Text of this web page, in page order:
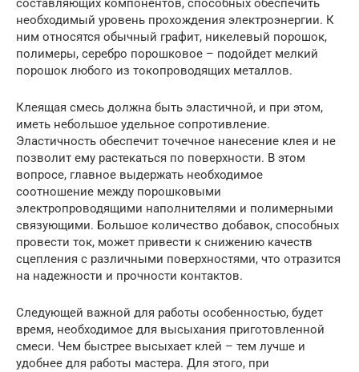
составляющих компонентов, способных обеспечить
необходимый уровень прохождения электроэнергии. К
ним относятся обычный графит, никелевый порошок,
полимеры, серебро порошковое – подойдет мелкий
порошок любого из токопроводящих металлов.
Клеящая смесь должна быть эластичной, и при этом,
иметь небольшое удельное сопротивление.
Эластичность обеспечит точечное нанесение клея и не
позволит ему растекаться по поверхности. В этом
вопросе, главное выдержать необходимое
соотношение между порошковыми
электропроводящими наполнителями и полимерными
связующими. Большое количество добавок, способных
провести ток, может привести к снижению качеств
сцепления с различными поверхностями, что отразится
на надежности и прочности контактов.
Следующей важной для работы особенностью, будет
время, необходимое для высыхания приготовленной
смеси. Чем быстрее высыхает клей – тем лучше и
удобнее для работы мастера. Для этого, при